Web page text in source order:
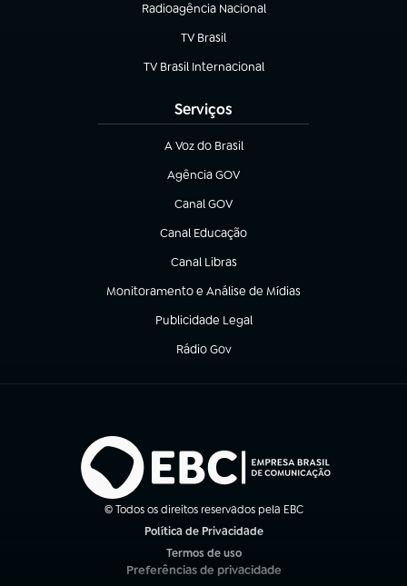
Radioagência Nacional
(abre em nova aba)
TV Brasil
(abre em nova aba)
TV Brasil Internacional
(abre em nova aba)
Serviços
A Voz do Brasil
(abre em nova aba)
Agência GOV
(abre em nova aba)
Canal GOV
(abre em nova aba)
Canal Educação
(abre em nova aba)
Canal Libras
(abre em nova aba)
Monitoramento e Análise de Mídias
(abre em nova aba)
Publicidade Legal
(abre em nova aba)
Rádio Gov
(abre em nova aba)
© Todos os direitos reservados pela EBC
Política de Privacidade
Termos de uso
(abre em nova aba)
Preferências de privacidade